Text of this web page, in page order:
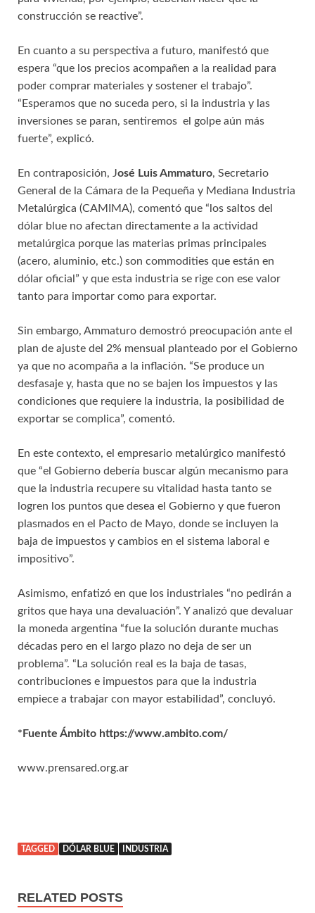
construcción se reactive”.
En cuanto a su perspectiva a futuro, manifestó que
espera “que los precios acompañen a la realidad para
poder comprar materiales y sostener el trabajo”.
“Esperamos que no suceda pero, si la industria y las
inversiones se paran, sentiremos el golpe aún más
fuerte”, explicó.
En contraposición, José Luis Ammaturo, Secretario
General de la Cámara de la Pequeña y Mediana Industria
Metalúrgica (CAMIMA), comentó que “los saltos del
dólar blue no afectan directamente a la actividad
metalúrgica porque las materias primas principales
(acero, aluminio, etc.) son commodities que están en
dólar oficial” y que esta industria se rige con ese valor
tanto para importar como para exportar.
Sin embargo, Ammaturo demostró preocupación ante el
plan de ajuste del 2% mensual planteado por el Gobierno
ya que no acompaña a la inflación. “Se produce un
desfasaje y, hasta que no se bajen los impuestos y las
condiciones que requiere la industria, la posibilidad de
exportar se complica”, comentó.
En este contexto, el empresario metalúrgico manifestó
que “el Gobierno debería buscar algún mecanismo para
que la industria recupere su vitalidad hasta tanto se
logren los puntos que desea el Gobierno y que fueron
plasmados en el Pacto de Mayo, donde se incluyen la
baja de impuestos y cambios en el sistema laboral e
impositivo”.
Asimismo, enfatizó en que los industriales “no pedirán a
gritos que haya una devaluación”. Y analizó que devaluar
la moneda argentina “fue la solución durante muchas
décadas pero en el largo plazo no deja de ser un
problema”. “La solución real es la baja de tasas,
contribuciones e impuestos para que la industria
empiece a trabajar con mayor estabilidad”, concluyó.
*Fuente Ámbito https://www.ambito.com/
www.prensared.org.ar
TAGGED DÓLAR BLUE INDUSTRIA
RELATED POSTS